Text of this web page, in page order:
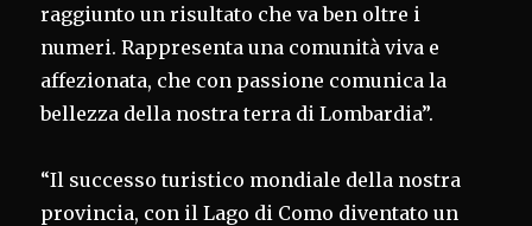
raggiunto un risultato che va ben oltre i
numeri. Rappresenta una comunità viva e
affezionata, che con passione comunica la
bellezza della nostra terra di Lombardia”.
“Il successo turistico mondiale della nostra
provincia, con il Lago di Como diventato un